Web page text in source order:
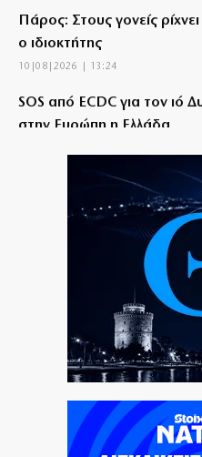
Πάρος: Στους γονείς
ο ιδιοκτήτης
10|08|2026 | 13:24
SOS από ECDC για τον ιό
στην Ευρώπη η Ελλάδα
Θράσος: Ο Τούρκος ΥΠΕΞ
Κυπριακή Δημοκρατία
Ανασφάλιστα οχήματα: Τι
10|08|2026 | 12:43
Ταραχή στο ΠΑΣΟΚ από τις
«Εστίας»
Βελτιωμένη η εικόνα της
με διάσπαρτες εστίες